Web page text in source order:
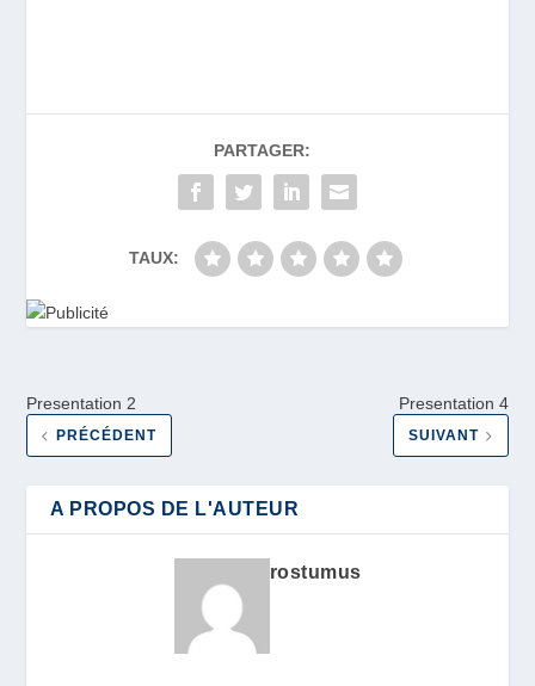
PARTAGER:
TAUX:
Presentation 2
PRÉCÉDENT
Presentation 4
SUIVANT
A PROPOS DE L'AUTEUR
rostumus